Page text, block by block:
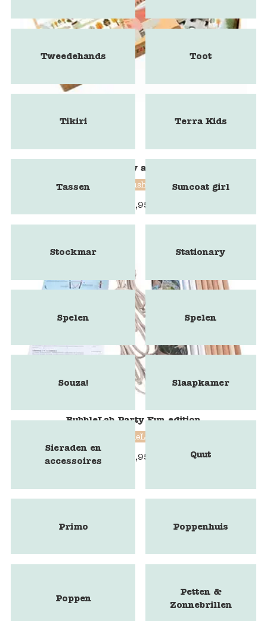
Marbushka - City and Fun puzzle
Marbushka
15,95
BubbleLab Party Fun edition
BubbleLab
24,95
Tweedehands Toot
Tikiri Terra Kids
Tassen Suncoat girl
Stockmar Stationary
Spelen Spelen
Souza! Slaapkamer
Sieraden en
accessoires
Quut
Primo Poppenhuis
Poppen
Petten &
Zonnebrillen